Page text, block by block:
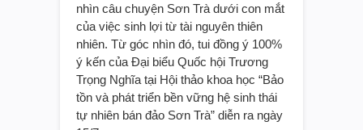
nhìn câu chuyện Sơn Trà dưới con mắt
của việc sinh lợi từ tài nguyên thiên
nhiên. Từ góc nhìn đó, tui đồng ý 100%
ý kến của Đại biểu Quốc hội Trương
Trọng Nghĩa tại Hội thảo khoa học “Bảo
tồn và phát triển bền vững hệ sinh thái
tự nhiên bán đảo Sơn Trà” diễn ra ngày